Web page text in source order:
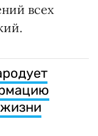
всех